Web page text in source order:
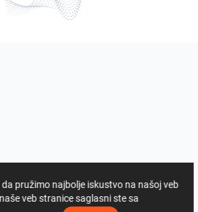
pružimo najbolje iskustvo na našoj veb
veb stranice saglasni ste sa